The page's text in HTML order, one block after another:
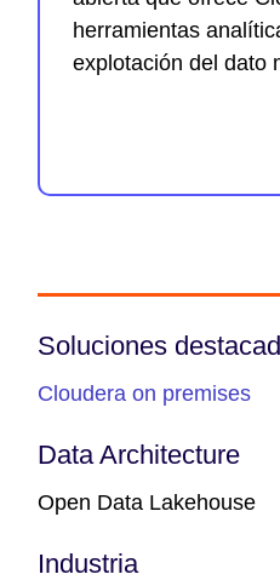
herramientas
explotación del dato
Soluciones
Cloudera on premises
Data Architecture
Open Data Lakehouse
Industria